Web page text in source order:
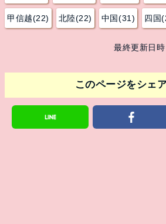
甲信越(22) 北陸(22) 中国(31) 四国
最終更新日
このページをシェ